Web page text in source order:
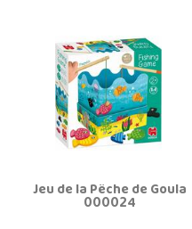
Jeu de la Pêche de Goula
000024